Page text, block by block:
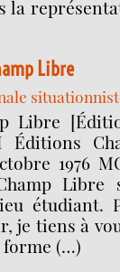
la
Libre
Libre
Éditions
1976
étudiant.
je tiens à
forme (…)